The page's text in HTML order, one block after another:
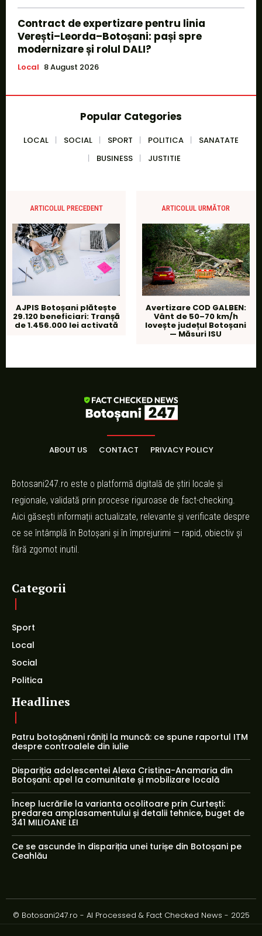
Contract de expertizare pentru linia
Verești–Leorda–Botoșani: pași spre
modernizare și rolul DALI?
Local 8 August 2026
Popular Categories
LOCAL SOCIAL SPORT POLITICA
SANATATE
BUSINESS
JUSTITIE
ARTICOLUL PRECEDENT
AJPIS Botoșani plătește
29.120 beneficiari: Tranșă
de 1.456.000 lei activată
ARTICOLUL URMĂTOR
Avertizare COD GALBEN:
Vânt de 50–70 km/h
lovește județul Botoșani
— Măsuri ISU
ABOUT US CONTACT PRIVACY POLICY
Botosani247.ro este o platformă digitală de știri locale și
regionale, validată prin procese riguroase de fact-checking.
Aici găsești informații actualizate, relevante și verificate despre
ce se întâmplă în Botoșani și în împrejurimi — rapid, obiectiv și
fără zgomot inutil.
Categorii
Sport
Local
Social
Politica
Headlines
Patru botoșăneni răniți la muncă: ce spune raportul ITM
despre controalele din iulie
Dispariția adolescentei Alexa Cristina-Anamaria din
Botoșani: apel la comunitate și mobilizare locală
Încep lucrările la varianta ocolitoare prin Curtești:
predarea amplasamentului și detalii tehnice, buget de
341 MILIOANE LEI
Ce se ascunde în dispariția unei turișe din Botoșani pe
Ceahlău
© Botosani247.ro - AI Processed & Fact Checked News - 2025